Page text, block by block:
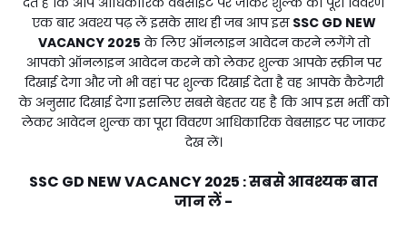
एक बार अवश्य पढ़ लें इसके साथ ही जब आप इस SSC GD NEW
VACANCY 2025 के लिए ऑनलाइन आवेदन करने लगेंगे तो
आपको ऑनलाइन आवेदन करने को लेकर शुल्क आपके स्क्रीन पर
दिखाई देगा और जो भी वहां पर शुल्क दिखाई देता है वह आपके कैटेगरी
के अनुसार दिखाई देगा इसलिए सबसे बेहतर यह है कि आप इस भर्ती को
लेकर आवेदन शुल्क का पूरा विवरण आधिकारिक वेबसाइट पर जाकर
देख लें।
SSC GD NEW VACANCY 2025 :सबसे आवश्यक बात
जान लें -